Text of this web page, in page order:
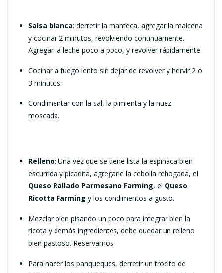
Salsa blanca: derretir la manteca, agregar la maicena
y cocinar 2 minutos, revolviendo continuamente.
Agregar la leche poco a poco, y revolver rápidamente.
Cocinar a fuego lento sin dejar de revolver y hervir 2 o
3 minutos.
Condimentar con la sal, la pimienta y la nuez
moscada.
Relleno: Una vez que se tiene lista la espinaca bien
escurrida y picadita, agregarle la cebolla rehogada, el
Queso Rallado Parmesano Farming, el Queso
Ricotta Farming y los condimentos a gusto.
Mezclar bien pisando un poco para integrar bien la
ricota y demás ingredientes, debe quedar un relleno
bien pastoso. Reservamos.
Para hacer los panqueques, derretir un trocito de